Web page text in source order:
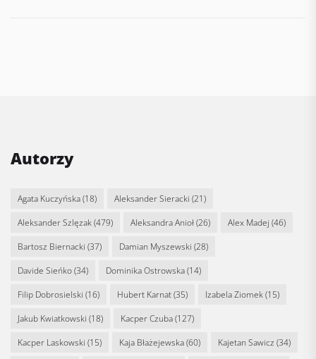
Autorzy
Agata Kuczyńska(18) Aleksander Sieracki (21)
Aleksander Szlęzak(479) Aleksandra Anioł(26) Alex Madej (46)
Bartosz Biernacki (37) Damian Myszewski (28)
Davide Sieńko(34) Dominika Ostrowska(14)
Filip Dobrosielski (16) Hubert Karnat(35) Izabela Ziomek(15)
Jakub Kwiatkowski (18) Kacper Czuba(127)
Kacper Laskowski (15) Kaja Błażejewska(60) Kajetan Sawicz (34)